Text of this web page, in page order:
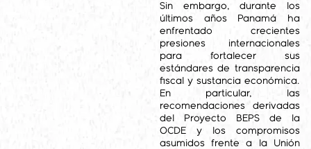
Sin embargo, durante los
últimos años Panamá ha
enfrentado crecientes
presiones internacionales
para fortalecer sus
estándares de transparencia
fiscal y sustancia económica.
En particular, las
recomendaciones derivadas
del Proyecto BEPS de la
OCDE y los compromisos
asumidos frente a la Unión